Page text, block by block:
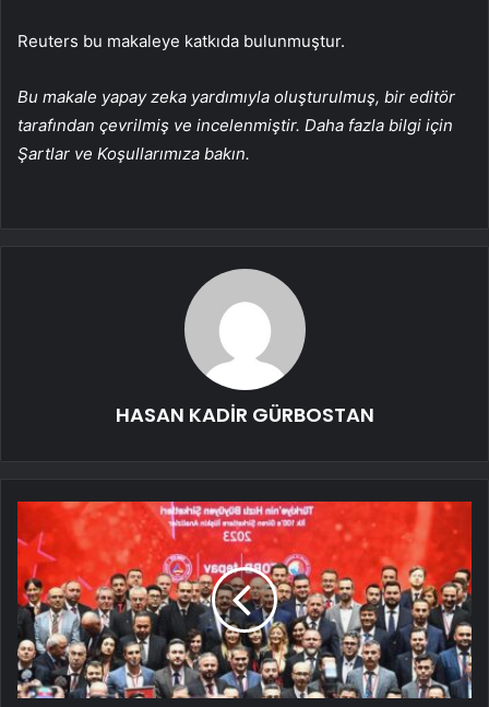
Reuters bu makaleye katkıda bulunmuştur.
Bu makale yapay zeka yardımıyla oluşturulmuş, bir editör
tarafından çevrilmiş ve incelenmiştir. Daha fazla bilgi için
Şartlar ve Koşullarımıza bakın.
HASAN KADİR GÜRBOSTAN